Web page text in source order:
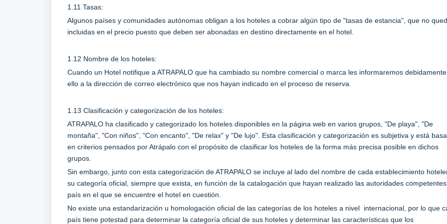
1.11 Tasas:
Algunos países y comunidades autónomas obligan a los hoteles a cobrar algún tipo de "tasas de estancia", que no
incluidas en el precio puesto que deben ser abonadas en destino directamente en el hotel.
1.12 Nombre de los hoteles:
Cuando un Hotel notifique a ATRAPALO que ha cambiado su nombre comercial o marca les informaremos
ello a la dirección de correo electrónico que nos hayan indicado en el proceso de reserva.
1.13 Clasificación y categorización de los hoteles:
ATRAPALO ha clasificado y categorizado los hoteles disponibles en la página web en varios grupos, "De playa", "De
montaña", "Con niños", "Con encanto", "De relax" y "De lujo". Esta clasificación y categorización es subjetiva y está
en criterios pensados por Atrápalo con el propósito de clasificar los hoteles de la forma más precisa posible en dichos
grupos.
Sin embargo, junto con esta categorización de ATRAPALO se incluye al lado del nombre de cada establecimiento
su categoría oficial, siempre que exista, en función de la catalogación que hayan realizado las autoridades
país en el que se encuentre el hotel en cuestión.
No existe una estandarización u homologación oficial de las categorías de los hoteles a nivel internacional, por lo que
país tiene potestad para determinar la categoría oficial de sus hoteles y determinar las características que los